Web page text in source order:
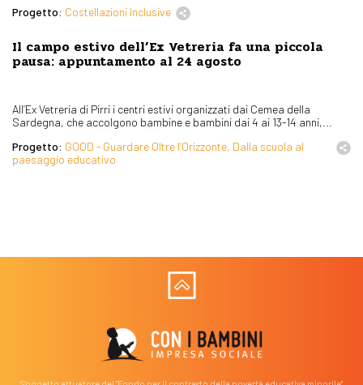
Progetto: Costellazioni Inclusive
Il campo estivo dell’Ex Vetreria fa una piccola
pausa: appuntamento al 24 agosto
All’Ex Vetreria di Pirri i centri estivi organizzati dai Cemea della
Sardegna, che accolgono bambine e bambini dai 4 ai 13-14 anni,...
Progetto: GOOD - Guardare Oltre l’Orizzonte, Dalla scuola al
paesaggio educativo